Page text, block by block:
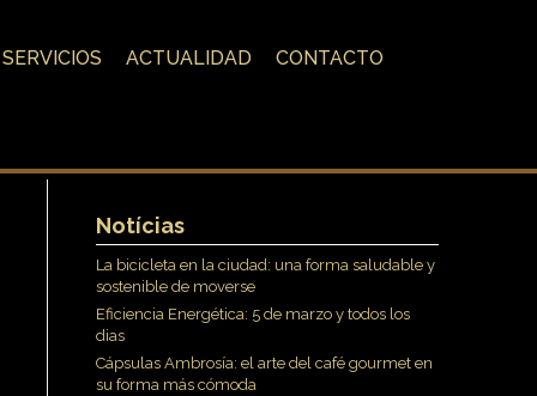
SERVICIOS ACTUALIDAD CONTACTO
Notícias
La bicicleta en la ciudad: una forma saludable y
sostenible de moverse
Eficiencia Energética: 5 de marzo y todos los
dias
Cápsulas Ambrosía: el arte del café gourmet en
su forma más cómoda